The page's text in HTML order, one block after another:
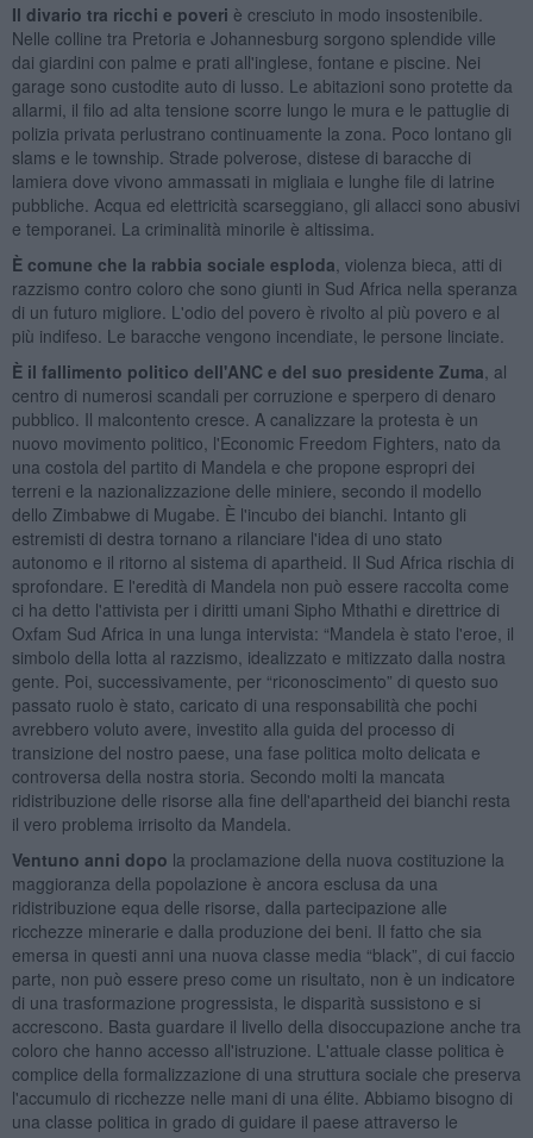
Il divario tra ricchi e poveri è cresciuto in modo insostenibile.
Nelle colline tra Pretoria e Johannesburg sorgono splendide ville
dai giardini con palme e prati all'inglese, fontane e piscine. Nei
garage sono custodite auto di lusso. Le abitazioni sono protette da
allarmi, il filo ad alta tensione scorre lungo le mura e le pattuglie di
polizia privata perlustrano continuamente la zona. Poco lontano gli
slams e le township. Strade polverose, distese di baracche di
lamiera dove vivono ammassati in migliaia e lunghe file di latrine
pubbliche. Acqua ed elettricità scarseggiano, gli allacci sono abusivi
e temporanei. La criminalità minorile è altissima.
È comune che la rabbia sociale esploda , violenza bieca, atti di
razzismo contro coloro che sono giunti in Sud Africa nella speranza
di un futuro migliore. L'odio del povero è rivolto al più povero e al
più indifeso. Le baracche vengono incendiate, le persone linciate.
È il fallimento politico dell'ANC e del suo presidente Zuma , al
centro di numerosi scandali per corruzione e sperpero di denaro
pubblico. Il malcontento cresce. A canalizzare la protesta è un
nuovo movimento politico, l'Economic Freedom Fighters, nato da
una costola del partito di Mandela e che propone espropri dei
terreni e la nazionalizzazione delle miniere, secondo il modello
dello Zimbabwe di Mugabe. È l'incubo dei bianchi. Intanto gli
estremisti di destra tornano a rilanciare l'idea di uno stato
autonomo e il ritorno al sistema di apartheid. Il Sud Africa rischia di
sprofondare. E l'eredità di Mandela non può essere raccolta come
ci ha detto l'attivista per i diritti umani Sipho Mthathi e direttrice di
Oxfam Sud Africa in una lunga intervista: “Mandela è stato l'eroe, il
simbolo della lotta al razzismo, idealizzato e mitizzato dalla nostra
gente. Poi, successivamente, per “riconoscimento” di questo suo
passato ruolo è stato, caricato di una responsabilità che pochi
avrebbero voluto avere, investito alla guida del processo di
transizione del nostro paese, una fase politica molto delicata e
controversa della nostra storia. Secondo molti la mancata
ridistribuzione delle risorse alla fine dell'apartheid dei bianchi resta
il vero problema irrisolto da Mandela.
Ventuno anni dopo la proclamazione della nuova costituzione la
maggioranza della popolazione è ancora esclusa da una
ridistribuzione equa delle risorse, dalla partecipazione alle
ricchezze minerarie e dalla produzione dei beni. Il fatto che sia
emersa in questi anni una nuova classe media “black”, di cui faccio
parte, non può essere preso come un risultato, non è un indicatore
di una trasformazione progressista, le disparità sussistono e si
accrescono. Basta guardare il livello della disoccupazione anche tra
coloro che hanno accesso all'istruzione. L'attuale classe politica è
complice della formalizzazione di una struttura sociale che preserva
l'accumulo di ricchezze nelle mani di una élite. Abbiamo bisogno di
una classe politica in grado di guidare il paese attraverso le